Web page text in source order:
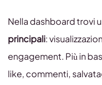
Nella dashboard trovi
principali:
engagement. Più in
like, commenti,